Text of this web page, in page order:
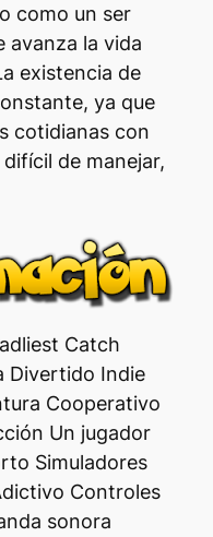
como un ser
avanza la vida
existencia de
ya que
cotidianas con
de manejar,
Catch
Divertido Indie
Cooperativo
Un jugador
Simuladores
Controles
sonora